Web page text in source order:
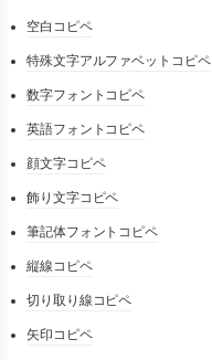
空白コピペ
特殊文字アルファベットコピペ
数字フォントコピペ
英語フォントコピペ
顔文字コピペ
飾り文字コピペ
筆記体フォントコピペ
縦線コピペ
切り取り線コピペ
矢印コピペ